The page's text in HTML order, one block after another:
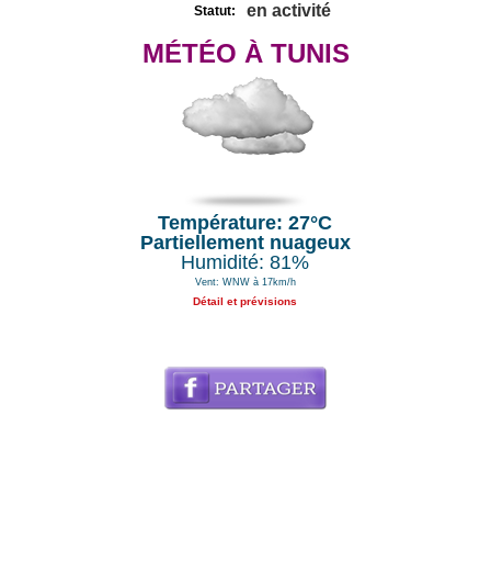
Statut: en activité
MÉTÉO À TUNIS
Température: 27°C
Partiellement nuageux
Humidité: 81%
Vent: WNW à 17km/h
Détail et prévisions